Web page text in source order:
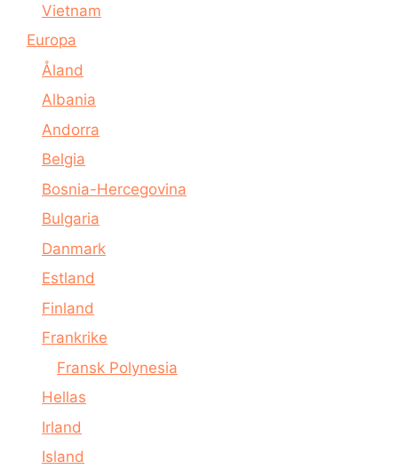
Vietnam
Europa
Åland
Albania
Andorra
Belgia
Bosnia-Hercegovina
Bulgaria
Danmark
Estland
Finland
Frankrike
Fransk Polynesia
Hellas
Irland
Island